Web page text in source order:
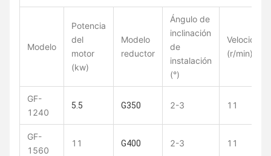
Modelo
Potencia
del
motor
(kw)
Modelo
reductor
Ángulo de
inclinación
de
instalación
(°)
Velocidad
(r/min)
GF-
1240
5.5 G350 2-3 11
GF-
1560
11 G400 2-3 11